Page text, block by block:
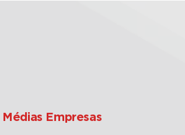
Médias Empresas